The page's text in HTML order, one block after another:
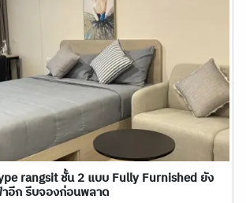
rangsit ชั้น 2 แบบ Fully Furnished ยัง
อีก รีบจองก่อนพลาด